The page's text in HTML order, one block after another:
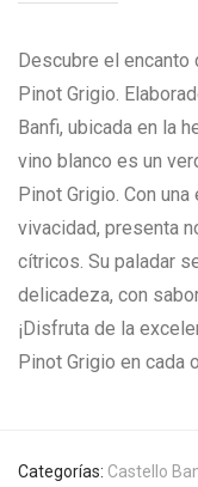
Descubre el encanto
Pinot Grigio.
Banfi, ubicada en la
vino blanco es un
Pinot Grigio. Con
vivacidad, presenta
cítricos. Su paladar
delicadeza, con
¡Disfruta de la
Pinot Grigio en cada
Categorías: Castello